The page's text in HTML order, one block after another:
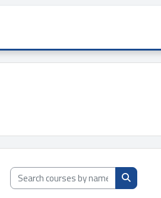
Search courses by name, description or
Search